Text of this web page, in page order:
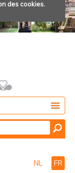
des cookies.
NL FR